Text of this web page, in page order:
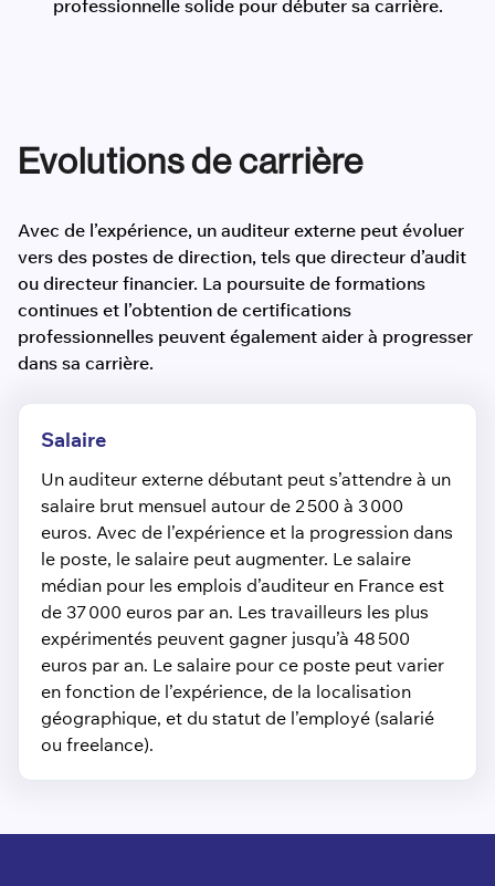
professionnelle solide pour débuter sa carrière.
Evolutions de carrière
Avec de l’expérience, un auditeur externe peut évoluer
vers des postes de direction, tels que directeur d’audit
ou directeur financier. La poursuite de formations
continues et l’obtention de certifications
professionnelles peuvent également aider à progresser
dans sa carrière.
Salaire
Un auditeur externe débutant peut s’attendre à un
salaire brut mensuel autour de 2 500 à 3 000
euros. Avec de l’expérience et la progression dans
le poste, le salaire peut augmenter. Le salaire
médian pour les emplois d’auditeur en France est
de 37 000 euros par an. Les travailleurs les plus
expérimentés peuvent gagner jusqu’à 48 500
euros par an. Le salaire pour ce poste peut varier
en fonction de l’expérience, de la localisation
géographique, et du statut de l’employé (salarié
ou freelance).